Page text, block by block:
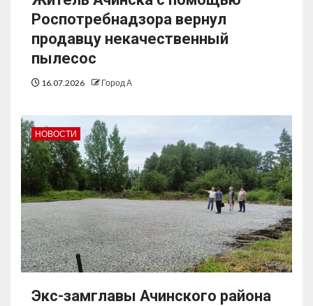
Роспотребнадзора вернул
продавцу некачественный
пылесос
16.07.2026 Город А
НОВОСТИ
Экс-замглавы Ачинского района